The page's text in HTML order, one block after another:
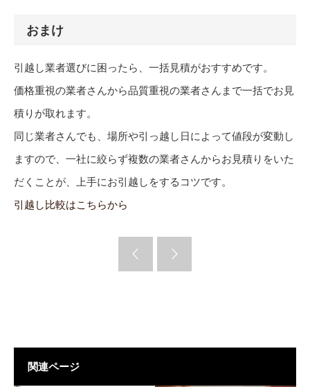
おまけ
引越し業者選びに困ったら、一括見積がおすすめです。
価格重視の業者さんから品質重視の業者さんまで一括でお見
積りが取れます。
同じ業者さんでも、場所や引っ越し日によって値段が変動し
ますので、一社に絞らず複数の業者さんからお見積りをいた
だくことが、上手にお引越しをするコツです。
引越し比較はこちらから
関連ページ